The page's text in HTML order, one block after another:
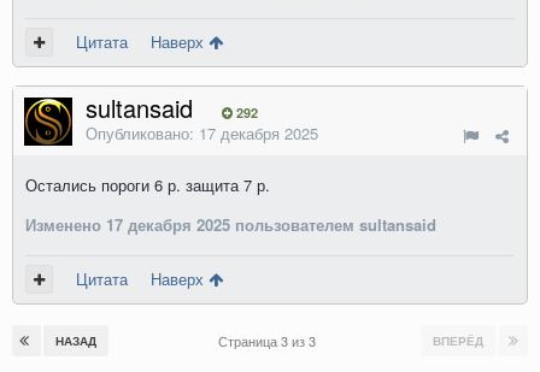
Цитата Наверх
sultansaid 292
Опубликовано: 17 декабря 2025
Остались пороги 6 р. защита 7 р.
Изменено 17 декабря 2025 пользователем sultansaid
Цитата Наверх
НАЗАД ВПЕРЁД
Страница 3 из 3